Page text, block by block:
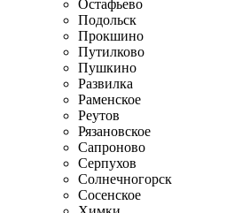
Остафьево
Подольск
Прокшино
Путилково
Пушкино
Развилка
Раменское
Реутов
Рязановское
Сапроново
Серпухов
Солнечногорск
Сосенское